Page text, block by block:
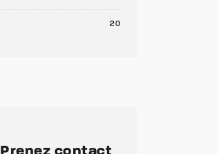
20